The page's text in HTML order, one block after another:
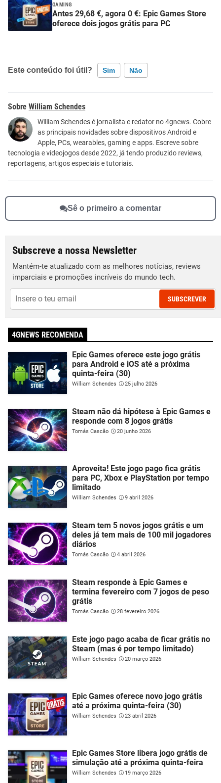
GAMING
Antes 29,68 €, agora 0 €: Epic Games Store
oferece dois jogos grátis para PC
Este conteúdo foi útil? Sim Não
Este conteúdo contém informação incorreta
Este conteúdo não tem a informação que procuro
Outro
William Schendes
William Schendes é jornalista e redator no 4gnews. Cobre
as principais novidades sobre dispositivos Android e
Apple, PCs, wearables, gaming e apps. Escreve sobre
tecnologia e videojogos desde 2022, já tendo produzido reviews,
reportagens, artigos especiais e tutoriais.
Sê o primeiro a comentar
Subscreve a nossa Newsletter
Mantém-te atualizado com as melhores notícias, reviews
imparciais e promoções incríveis do mundo tech.
SUBSCREVER
4GNEWS RECOMENDA
Epic Games oferece este jogo grátis
para Android e iOS até a próxima
quinta-feira (30)
William Schendes 25 julho 2026
Steam não dá hipótese à Epic Games e
responde com 8 jogos grátis
Tomás Cascão 20 junho 2026
Aproveita! Este jogo pago fica grátis
para PC, Xbox e PlayStation por tempo
limitado
William Schendes 9 abril 2026
Steam tem 5 novos jogos grátis e um
deles já tem mais de 100 mil jogadores
diários
Tomás Cascão 4 abril 2026
Steam responde à Epic Games e
termina fevereiro com 7 jogos de peso
grátis
Tomás Cascão 28 fevereiro 2026
Este jogo pago acaba de ficar grátis no
Steam (mas é por tempo limitado)
William Schendes 20 março 2026
Epic Games oferece novo jogo grátis
até a próxima quinta-feira (30)
William Schendes 23 abril 2026
Epic Games Store libera jogo grátis de
simulação até a próxima quinta-feira
William Schendes 19 março 2026